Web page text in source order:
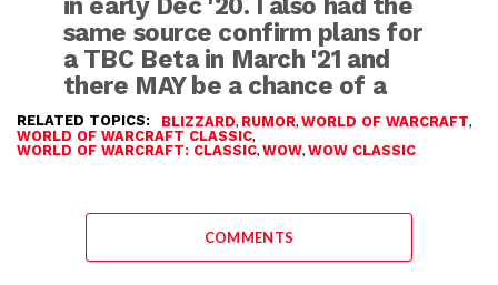
same source confirm plans for
a TBC Beta in March '21 and
there MAY be a chance of a
TBC launch after that… MAY
be sooner than expected.
https://t.co/A3DrOGMrrQ
— Nano (@NanoNost)
RELATED TOPICS: BLIZZARD, RUMOR, WORLD OF WARCRAFT,
WORLD OF WARCRAFT CLASSIC,
WORLD OF WARCRAFT: CLASSIC, WOW, WOW CLASSIC
COMMENTS